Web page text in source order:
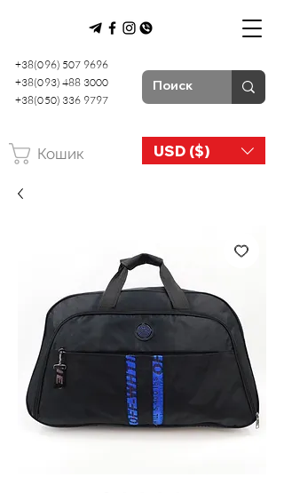
+38(096) 507 9696
+38(093) 488 3000
+38(050) 336 9797
USD ($)
Кошик